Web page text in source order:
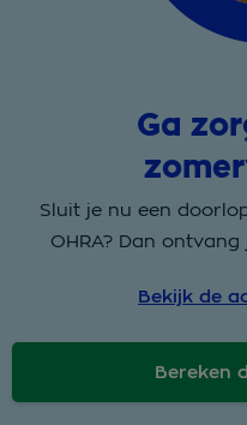
Ga
Sluit je nu een
OHRA? Dan
Bekijk de
Bereken